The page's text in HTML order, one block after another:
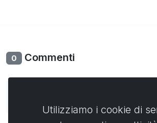
0 Commenti
Utilizziamo i cookie di